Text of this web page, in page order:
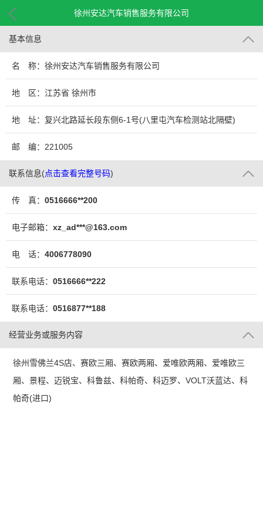
徐州安达汽车销售服务有限公司
基本信息
名 称：徐州安达汽车销售服务有限公司
地 区：江苏省 徐州市
地 址：复兴北路延长段东侧6-1号(八里屯汽车检测站北隔壁)
邮 编：221005
联系信息(点击查看完整号码)
传 真： 0516666**200
电子邮箱： xz_ad***@163.com
电 话： 4006778090
联系电话： 0516666**222
联系电话： 0516877**188
经营业务或服务内容
徐州雪佛兰4S店、赛欧三厢、赛欧两厢、爱唯欧两厢、爱唯欧三
厢、景程、迈锐宝、科鲁兹、科帕奇、科迈罗、VOLT沃蓝达、科
帕奇(进口)